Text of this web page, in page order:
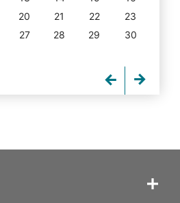
20 21 22
23
27 28 29
30